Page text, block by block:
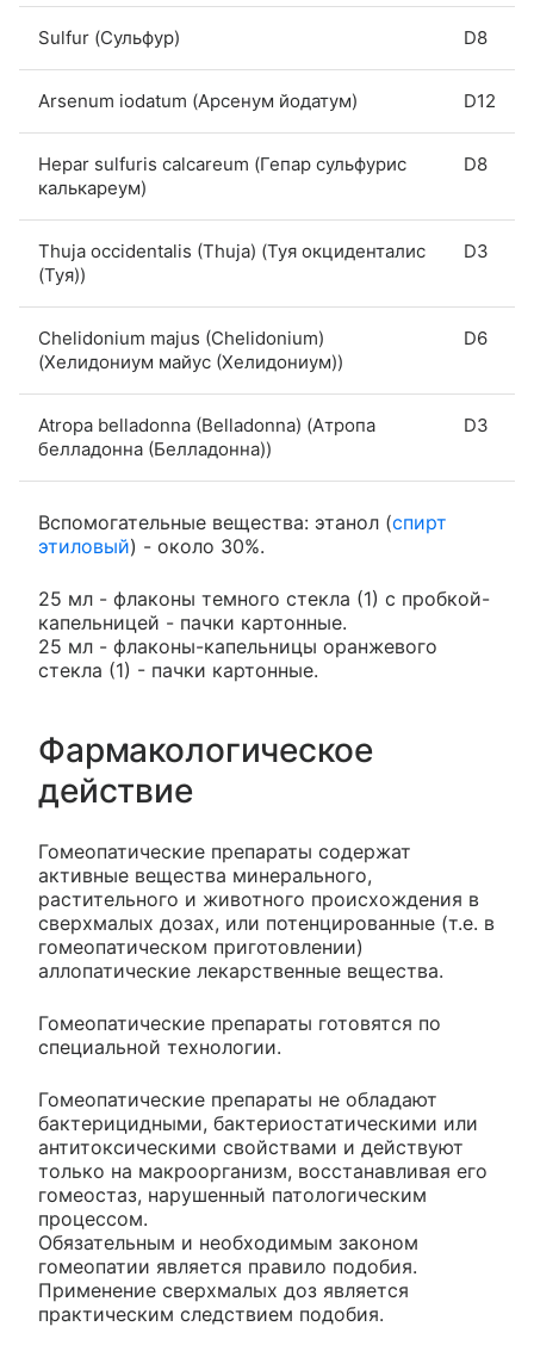
Sulfur (Сульфур) D8
Arsenum iodatum (Арсенум йодатум) D12
Hepar sulfuris calcareum (Гепар сульфурис
калькареум)
D8
Thuja occidentalis (Thuja) (Туя окциденталис
(Туя))
D3
Chelidonium majus (Chelidonium)
(Хелидониум майус (Хелидониум))
D6
Atropa belladonna (Belladonna) (Атропа
белладонна (Белладонна))
D3
Вспомогательные вещества: этанол (спирт
этиловый) - около 30%.
25 мл - флаконы темного стекла (1) с пробкой-
капельницей - пачки картонные.
25 мл - флаконы-капельницы оранжевого
стекла (1) - пачки картонные.
Фармакологическое
действие
Гомеопатические препараты содержат
активные вещества минерального,
растительного и животного происхождения в
сверхмалых дозах, или потенцированные (т.е. в
гомеопатическом приготовлении)
аллопатические лекарственные вещества.
Гомеопатические препараты готовятся по
специальной технологии.
Гомеопатические препараты не обладают
бактерицидными, бактериостатическими или
антитоксическими свойствами и действуют
только на макроорганизм, восстанавливая его
гомеостаз, нарушенный патологическим
процессом.
Обязательным и необходимым законом
гомеопатии является правило подобия.
Применение сверхмалых доз является
практическим следствием подобия.